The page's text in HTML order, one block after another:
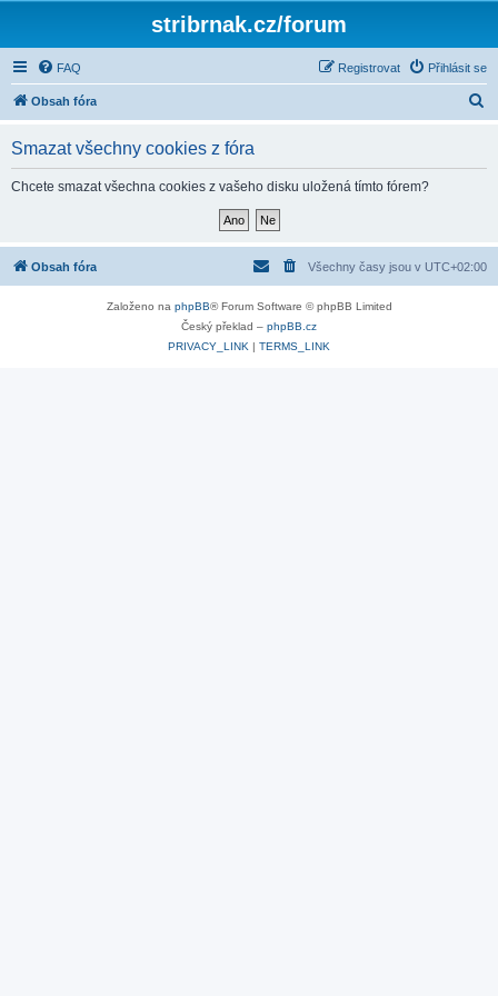
stribrnak.cz/forum
FAQ Přihlásit se
Registrovat
Obsah fóra
Smazat všechny cookies z fóra
Chcete smazat všechna cookies z vašeho disku uložená tímto fórem?
Obsah fóra Všechny časy jsou v UTC+02:00
Založeno na phpBB® Forum Software © phpBB Limited
Český překlad – phpBB.cz
PRIVACY_LINK | TERMS_LINK